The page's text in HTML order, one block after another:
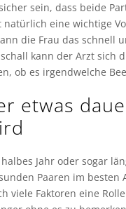
sein, dass beide
eine wichtige
die Frau das schnell
kann der Arzt sich
ob es irgendwelche
etwas
Jahr oder sogar
Paaren im besten
viele Faktoren eine